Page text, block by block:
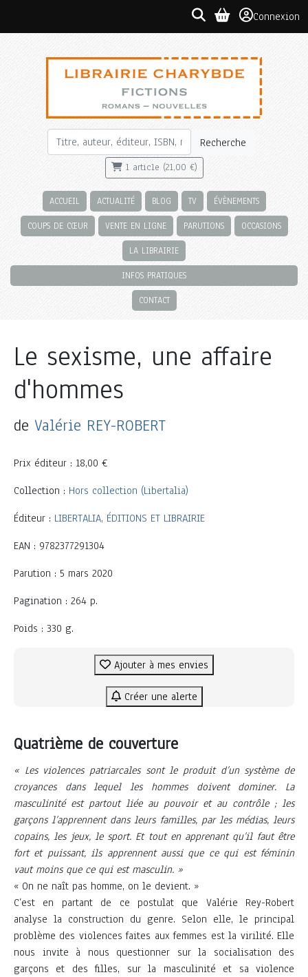
Connexion
Recherche
1 article (21,00 €)
ACCUEIL ACTUALITÉ BLOG TV ÉVÈNEMENTS
COUPS DE CŒUR VENTE EN LIGNE PARUTIONS OCCASIONS
LA LIBRAIRIE
INFOS PRATIQUES
CONTACT
Le sexisme, une affaire
d'hommes
de Valérie REY-ROBERT
Prix éditeur : 18,00 €
Collection : Hors collection (Libertalia)
Éditeur : LIBERTALIA, ÉDITIONS ET LIBRAIRIE
EAN : 9782377291304
Parution : 5 mars 2020
Pagination : 264 p.
Poids : 330 g.
Ajouter à mes envies
Créer une alerte
Quatrième de couverture
« Les violences patriarcales sont le produit d’un système de
croyances dans lequel les hommes doivent dominer. La
masculinité est partout liée au pouvoir et au contrôle ; les
garçons l’apprennent dans leurs familles, par les médias, leurs
copains, les jeux, le sport. Et tout en apprenant qu’il faut être
fort et puissant, ils apprennent aussi que ce qui est féminin
vaut moins que ce qui est masculin. »
« On ne naît pas homme, on le devient. »
C’est en partant de ce postulat que Valérie Rey-Robert
analyse la construction du genre. Selon elle, le principal
problème des violences faites aux femmes est la virilité. Elle
nous invite à nous questionner sur la socialisation des
garçons et des filles, sur la masculinité et sa violence